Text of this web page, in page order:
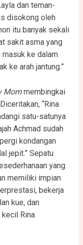
dan teman-
disokong oleh
itu banyak sekali
sakit asma yang
masuk ke dalam
ke arah jantung.”
Mommembingkai
“Rina
satu-satunya
Achmad sudah
kondangan
jepit.” Sepatu
yang
memiliki impian
bekerja
kue, dan
kecil Rina